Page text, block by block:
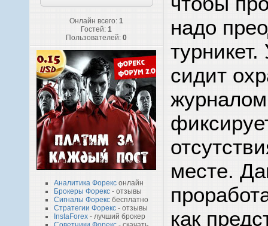
Онлайн всего: 1
Гостей: 1
Пользователей: 0
Аналитика Форекс онлайн
Брокеры Форекс - отзывы
Сигналы Форекс бесплатно
Стратегии Форекс - отзывы
InstaForex - лучший брокер
надо
турникет.
сидит
месте.
как